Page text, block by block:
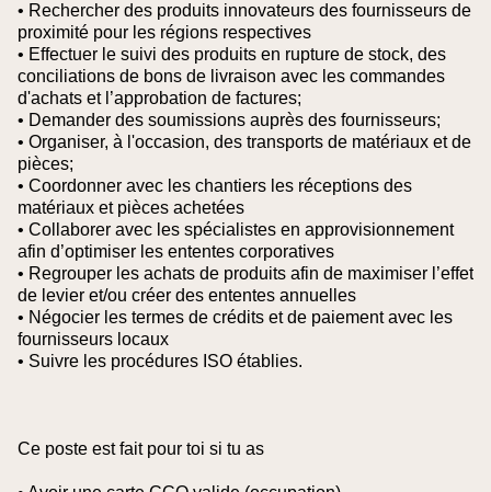
• Rechercher des produits innovateurs des fournisseurs de
proximité pour les régions respectives
• Effectuer le suivi des produits en rupture de stock, des
conciliations de bons de livraison avec les commandes
d'achats et l’approbation de factures;
• Demander des soumissions auprès des fournisseurs;
• Organiser, à l'occasion, des transports de matériaux et de
pièces;
• Coordonner avec les chantiers les réceptions des
matériaux et pièces achetées
• Collaborer avec les spécialistes en approvisionnement
afin d’optimiser les ententes corporatives
• Regrouper les achats de produits afin de maximiser l’effet
de levier et/ou créer des ententes annuelles
• Négocier les termes de crédits et de paiement avec les
fournisseurs locaux
• Suivre les procédures ISO établies.
Ce poste est fait pour toi si tu as